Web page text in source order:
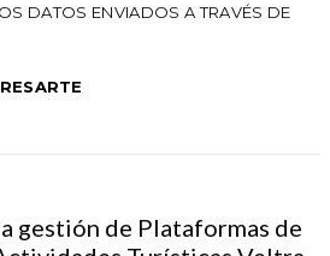
DATOS ENVIADOS A TRAVÉS DE